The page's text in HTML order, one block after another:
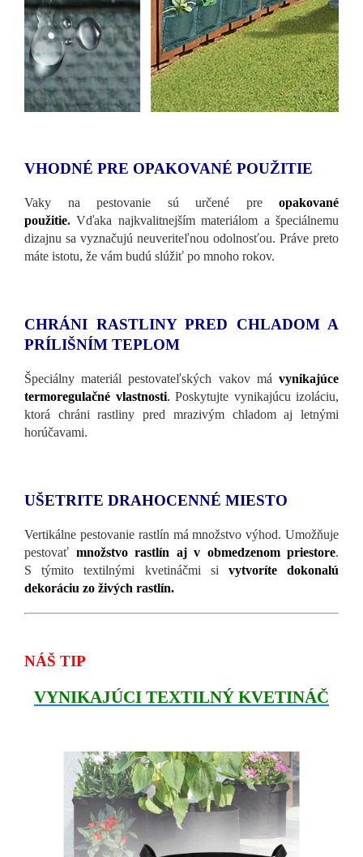
VHODNÉ PRE OPAKOVANÉ POUŽITIE
Vaky na pestovanie sú určené pre
opakované
použitie. Vďaka najkvalitnejším materiálom a špeciálnemu
dizajnu sa vyznačujú neuveriteľnou odolnosťou. Práve preto
máte istotu, že vám budú slúžiť po mnoho rokov.
CHRÁNI RASTLINY PRED CHLADOM A
PRÍLIŠNÍM TEPLOM
Špeciálny materiál pestovateľských vakov má vynikajúce
termoregulačné vlastnosti. Poskytujte vynikajúcu izoláciu,
ktorá chráni rastliny pred mrazivým chladom aj letnými
horúčavami.
UŠETRITE DRAHOCENNÉ MIESTO
Vertikálne pestovanie rastlín má množstvo výhod. Umožňuje
pestovať množstvo rastlín aj v obmedzenom priestore.
S týmito textilnými kvetináčmi si vytvoríte dokonalú
dekoráciu zo živých rastlín.
NÁŠ TIP
VYNIKAJÚCI TEXTILNÝ KVETINÁČ